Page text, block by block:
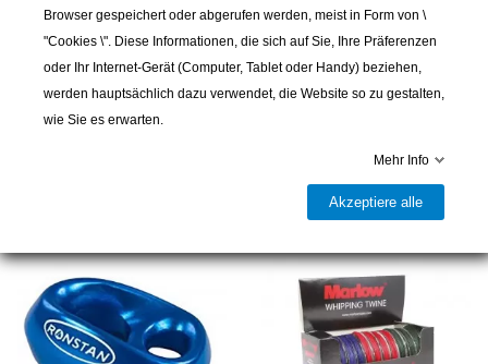
Lieferbar und im Laden erhältlich
Browser gespeichert oder abgerufen werden, meist in Form von \
"Cookies \". Diese Informationen, die sich auf Sie, Ihre Präferenzen
oder Ihr Internet-Gerät (Computer, Tablet oder Handy) beziehen,
werden hauptsächlich dazu verwendet, die Website so zu gestalten,
wie Sie es erwarten.
Mehr Info
Akzeptiere alle